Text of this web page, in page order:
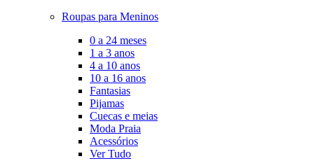
Roupas para Meninos
0 a 24 meses
1 a 3 anos
4 a 10 anos
10 a 16 anos
Fantasias
Pijamas
Cuecas e meias
Moda Praia
Acessórios
Ver Tudo